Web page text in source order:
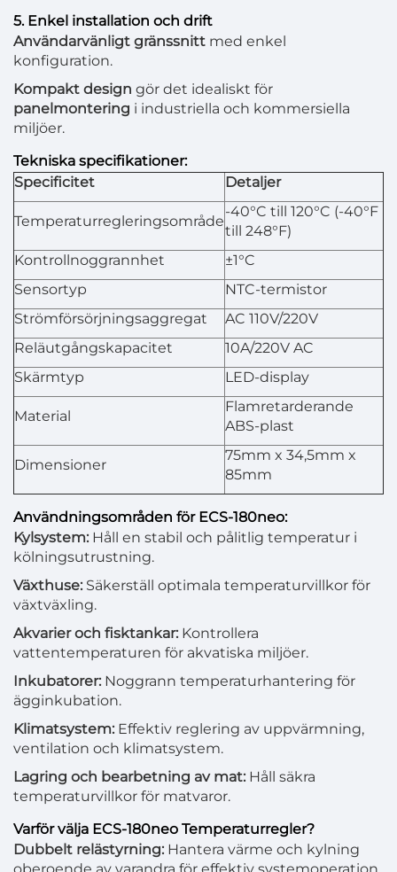
5. Enkel installation och drift
Användarvänligt gränssnitt med enkel
konfiguration.
Kompakt design gör det idealiskt för
panelmontering i industriella och kommersiella
miljöer.
Tekniska specifikationer:
Specificitet
Detaljer
Temperaturregleringsområde
-40°C till 120°C (-40°F
till 248°F)
Kontrollnoggrannhet
±1°C
Sensortyp
NTC-termistor
Strömförsörjningsaggregat
AC 110V/220V
Reläutgångskapacitet
10A/220V AC
Skärmtyp
LED-display
Material
Flamretarderande
ABS-plast
Dimensioner
75mm x 34,5mm x
85mm
Användningsområden för ECS-180neo:
Kylsystem: Håll en stabil och pålitlig temperatur i
kölningsutrustning.
Växthuse: Säkerställ optimala temperaturvillkor för
växtväxling.
Akvarier och fisktankar: Kontrollera
vattentemperaturen för akvatiska miljöer.
Inkubatorer: Noggrann temperaturhantering för
ägginkubation.
Klimatsystem: Effektiv reglering av uppvärmning,
ventilation och klimatsystem.
Lagring och bearbetning av mat: Håll säkra
temperaturvillkor för matvaror.
Varför välja ECS-180neo Temperaturregler?
Dubbelt relästyrning: Hantera värme och kylning